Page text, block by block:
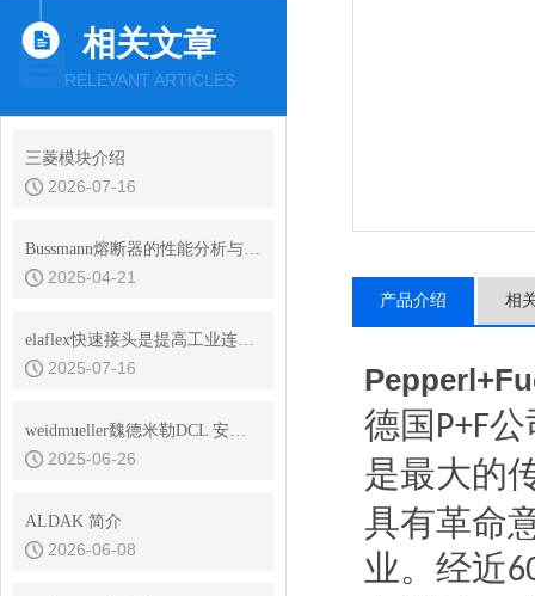
相关文章
RELEVANT ARTICLES
三菱模块介绍
2026-07-16
Bussmann熔断器的性能分析与耐用性测试
2025-04-21
elaflex快速接头是提高工业连接效率的关键
2025-07-16
weidmueller魏德米勒DCL 安全触发断路器在玻璃生产中的应用
2025-06-26
ALDAK 简介
2026-06-08
产品介绍 相
德国 P+F公
是最大的
具有革命
业。经近